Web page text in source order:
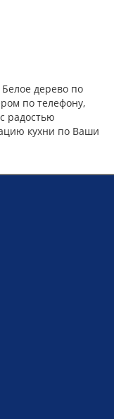
дерево по
по телефону,
радостью
кухни по Ваши